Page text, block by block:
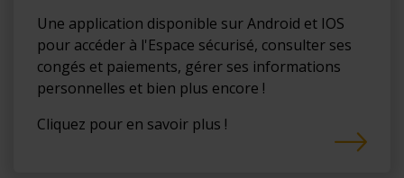
Une application disponible sur Android et IOS
pour accéder à l'Espace sécurisé, consulter ses
congés et paiements, gérer ses informations
personnelles et bien plus encore !
Cliquez pour en savoir plus !